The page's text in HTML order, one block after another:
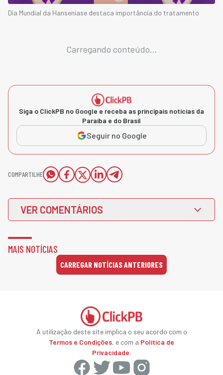
Dia Mundial da Hanseníase destaca importância do tratamento
Carregando conteúdo...
Siga o ClickPB no Google e receba as principais notícias da
Paraíba e do Brasil
Seguir no Google
COMPARTILHE
VER COMENTÁRIOS
MAIS NOTÍCIAS
CARREGAR NOTÍCIAS ANTERIORES
A utilização deste site implica o seu acordo com o
Termos e Condições, e com a Política de
Privacidade.